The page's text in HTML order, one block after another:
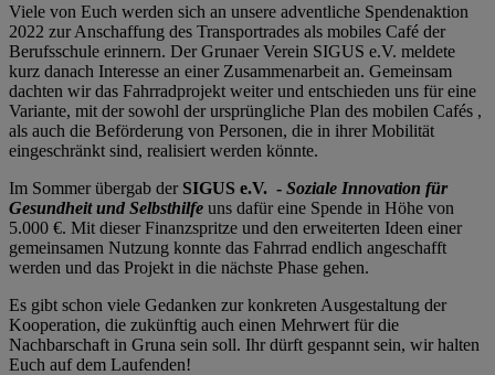
Viele von Euch werden sich an unsere adventliche Spendenaktion
2022 zur Anschaffung des Transportrades als mobiles Café der
Berufsschule erinnern. Der Grunaer Verein SIGUS e.V. meldete
kurz danach Interesse an einer Zusammenarbeit an. Gemeinsam
dachten wir das Fahrradprojekt weiter und entschieden uns für eine
Variante, mit der sowohl der ursprüngliche Plan des mobilen Cafés ,
als auch die Beförderung von Personen, die in ihrer Mobilität
eingeschränkt sind, realisiert werden könnte.
Im Sommer übergab derSIGUS e.V. - Soziale Innovation für
Gesundheit und Selbsthilfe uns dafür eine Spende in Höhe von
5.000 €. Mit dieser Finanzspritze und den erweiterten Ideen einer
gemeinsamen Nutzung konnte das Fahrrad endlich angeschafft
werden und das Projekt in die nächste Phase gehen.
Es gibt schon viele Gedanken zur konkreten Ausgestaltung der
Kooperation, die zukünftig auch einen Mehrwert für die
Nachbarschaft in Gruna sein soll. Ihr dürft gespannt sein, wir halten
Euch auf dem Laufenden!